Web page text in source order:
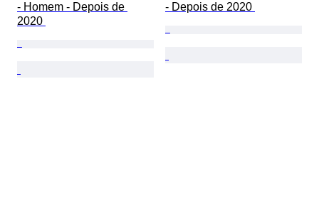
- Homem - Depois de
2020
- Depois de 2020